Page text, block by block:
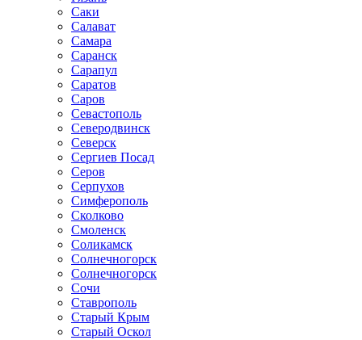
Саки
Салават
Самара
Саранск
Сарапул
Саратов
Саров
Севастополь
Северодвинск
Северск
Сергиев Посад
Серов
Серпухов
Симферополь
Сколково
Смоленск
Соликамск
Солнечногорск
Солнечногорск
Сочи
Ставрополь
Старый Крым
Старый Оскол